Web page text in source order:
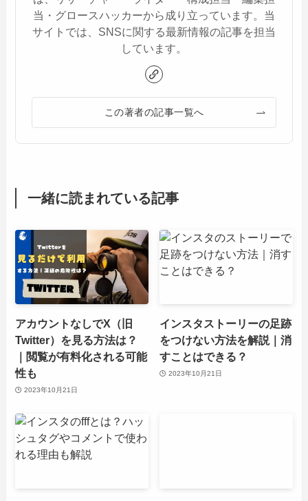
当・グロースハッカーから成り立っています。当
サイトでは、SNSに関する最新情報の記事を担当
しています。
この著者の記事一覧へ
一緒に読まれている記事
アカウントなしでX（旧
Twitter）を見る方法は？
｜閲覧が有料化される可能
性も
2023年10月21日
インスタストーリーの足跡
をつけない方法を解説｜消
すことはできる？
2023年10月21日